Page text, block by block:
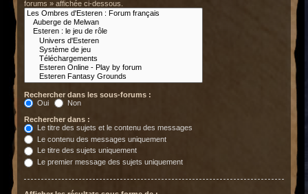
forums » affichée ci-dessous.
Rechercher dans les sous-forums :
Oui
Non
Rechercher dans :
Le titre des sujets et le contenu des messages
Le contenu des messages uniquement
Le titre des sujets uniquement
Le premier message des sujets uniquement